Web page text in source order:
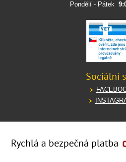
Pondělí - Pátek
Sociální
Rychlá a bezpečná platba